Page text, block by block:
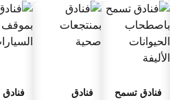
فنادق تسمح
فنادق
فنادق